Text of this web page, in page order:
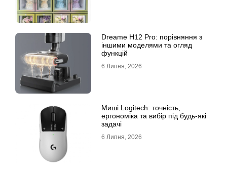
Dreame H12 Pro: порівняння з
іншими моделями та огляд
функцій
6 Липня, 2026
Миші Logitech: точність,
ергономіка та вибір під будь-які
задачі
6 Липня, 2026